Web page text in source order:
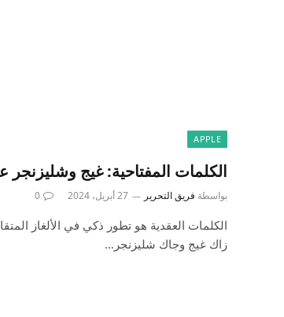
APPLE
الكلمات المفتاحية: غيج
بواسطة فريق التحرير 27 أبريل، 2024 0
الكلمات العقدية هو تطور ذكي في الألغاز
زاك غيج وجاك شليزنجر…